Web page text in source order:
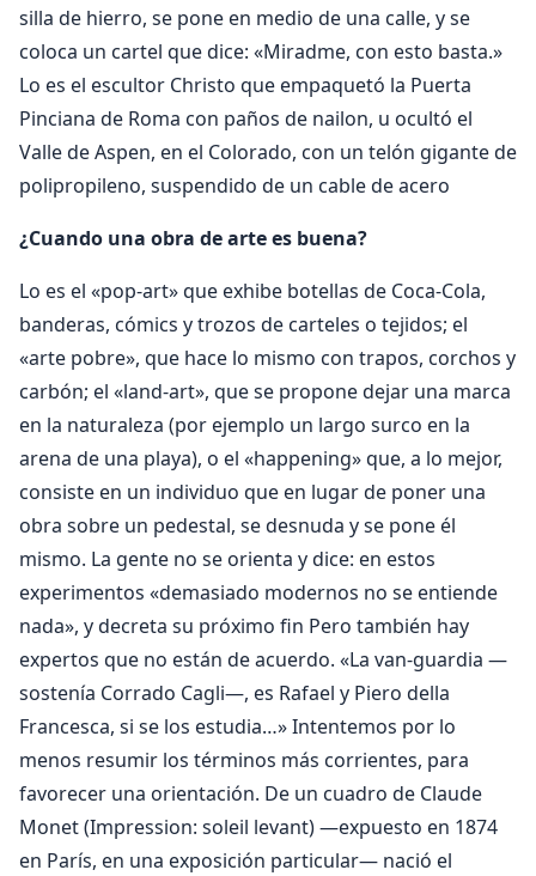
silla de hierro, se pone en medio de una calle, y se
coloca un cartel que dice: «Miradme, con esto basta.»
Lo es el escultor Christo que empaquetó la Puerta
Pinciana de Roma con paños de nailon, u ocultó el
Valle de Aspen, en el Colorado, con un telón gigante de
polipropileno, suspendido de un cable de acero
¿Cuando una obra de arte es buena?
Lo es el «pop-art» que exhibe botellas de Coca-Cola,
banderas, cómics y trozos de carteles o tejidos; el
«arte pobre», que hace lo mismo con trapos, corchos y
carbón; el «land-art», que se propone dejar una marca
en la naturaleza (por ejemplo un largo surco en la
arena de una playa), o el «happening» que, a lo mejor,
consiste en un individuo que en lugar de poner una
obra sobre un pedestal, se desnuda y se pone él
mismo. La gente no se orienta y dice: en estos
experimentos «demasiado modernos no se entiende
nada», y decreta su próximo fin Pero también hay
expertos que no están de acuerdo. «La van-guardia —
sostenía Corrado Cagli—, es Rafael y Piero della
Francesca, si se los estudia…» Intentemos por lo
menos resumir los términos más corrientes, para
favorecer una orientación. De un cuadro de Claude
Monet (Impression: soleil levant) —expuesto en 1874
en París, en una exposición particular— nació el